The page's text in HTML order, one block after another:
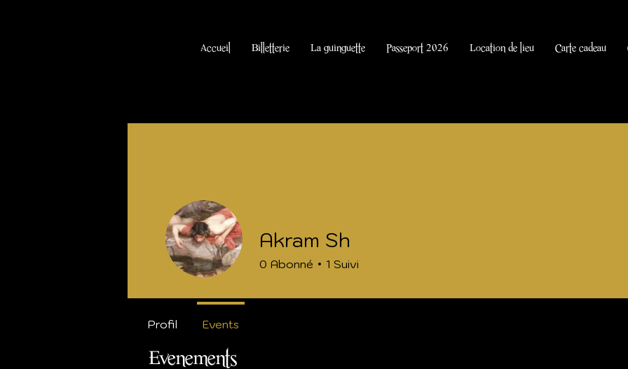
Accueil Billetterie La guinguette Passeport 2026 Location de lieu Carte cadeau
Evenements
Akram Sh
0 Abonné 1 Suivi
Profil Events